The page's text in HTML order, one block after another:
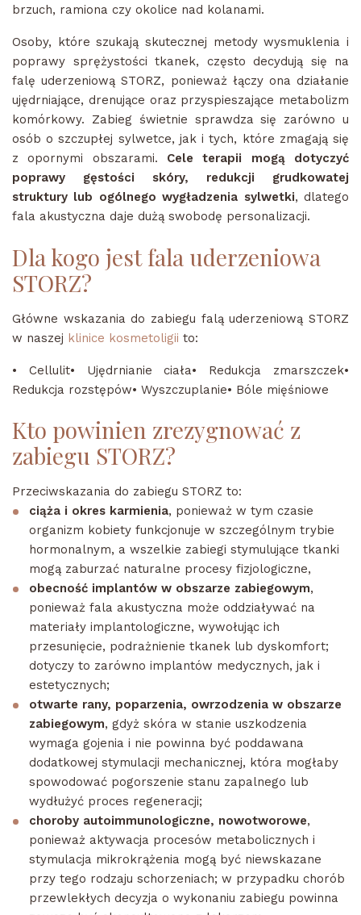
brzuch, ramiona czy okolice nad kolanami.
Osoby, które szukają skutecznej metody wysmuklenia i
poprawy sprężystości tkanek, często decydują się na
falę uderzeniową STORZ, ponieważ łączy ona działanie
ujędrniające, drenujące oraz przyspieszające metabolizm
komórkowy. Zabieg świetnie sprawdza się zarówno u
osób o szczupłej sylwetce, jak i tych, które zmagają się
z opornymi obszarami. Cele terapii mogą dotyczyć
poprawy gęstości skóry, redukcji grudkowatej
struktury lub ogólnego wygładzenia sylwetki, dlatego
fala akustyczna daje dużą swobodę personalizacji.
Dla kogo jest fala uderzeniowa
STORZ?
Główne wskazania do zabiegu falą uderzeniową STORZ
w naszej klinice kosmetoligii to:
• Cellulit• Ujędrnianie ciała• Redukcja zmarszczek•
Redukcja rozstępów• Wyszczuplanie• Bóle mięśniowe
Kto powinien zrezygnować z
zabiegu STORZ?
Przeciwskazania do zabiegu STORZ to:
ciąża i okres karmienia, ponieważ w tym czasie
organizm kobiety funkcjonuje w szczególnym trybie
hormonalnym, a wszelkie zabiegi stymulujące tkanki
mogą zaburzać naturalne procesy fizjologiczne,
obecność implantów w obszarze zabiegowym,
ponieważ fala akustyczna może oddziaływać na
materiały implantologiczne, wywołując ich
przesunięcie, podrażnienie tkanek lub dyskomfort;
dotyczy to zarówno implantów medycznych, jak i
estetycznych;
otwarte rany, poparzenia, owrzodzenia w obszarze
zabiegowym, gdyż skóra w stanie uszkodzenia
wymaga gojenia i nie powinna być poddawana
dodatkowej stymulacji mechanicznej, która mogłaby
spowodować pogorszenie stanu zapalnego lub
wydłużyć proces regeneracji;
choroby autoimmunologiczne, nowotworowe,
ponieważ aktywacja procesów metabolicznych i
stymulacja mikrokrążenia mogą być niewskazane
przy tego rodzaju schorzeniach; w przypadku chorób
przewlekłych decyzja o wykonaniu zabiegu powinna